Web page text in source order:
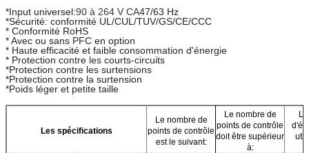
*Input universel:90 à 264 V CA47/63 Hz
*Sécurité: conformité UL/CUL/TUV/GS/CE/CCC
* Conformité RoHS
* Avec ou sans PFC en option
* Haute efficacité et faible consommation d'énergie
* Protection contre les courts-circuits
*Protection contre les surtensions
*Protection contre la surtension
*Poids léger et petite taille
Les spécifications
Le nombre de
points de contrôle
est le suivant:
Le nombre de
points de contrôle
doit être supérieur
à: